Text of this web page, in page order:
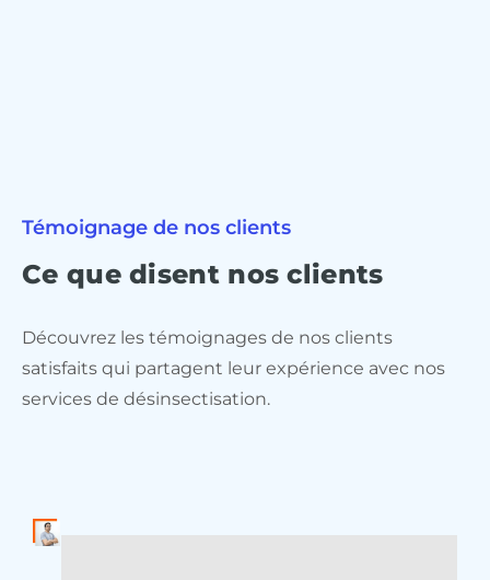
Témoignage de nos clients
Ce que disent nos clients
Découvrez les témoignages de nos clients
satisfaits qui partagent leur expérience avec nos
services de désinsectisation.